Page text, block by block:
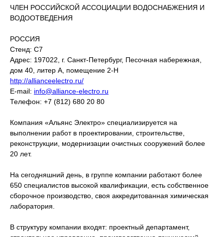
ЧЛЕН РОССИЙСКОЙ АССОЦИАЦИИ ВОДОСНАБЖЕНИЯ И
ВОДООТВЕДЕНИЯ
РОССИЯ
Стенд: C7
Адрес: 197022, г. Санкт-Петербург, Песочная набережная,
дом 40, литер А, помещение 2-Н
http://allianceelectro.ru/
E-mail: info@alliance-electro.ru
Телефон: +7 (812) 680 20 80
Компания «Альянс Электро» специализируется на
выполнении работ в проектировании, строительстве,
реконструкции, модернизации очистных сооружений более
20 лет.
На сегодняшний день, в группе компании работают более
650 специалистов высокой квалификации, есть собственное
сборочное производство, своя аккредитованная химическая
лаборатория.
В структуру компании входят: проектный департамент,